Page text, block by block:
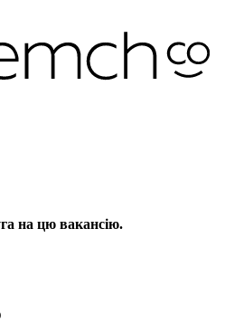
на цю вакансію.